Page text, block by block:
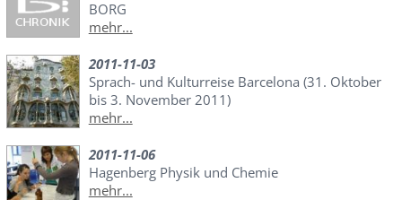
BORG
mehr...
2011-11-03
Sprach- und Kulturreise Barcelona (31. Oktober
bis 3. November 2011)
mehr...
2011-11-06
Hagenberg Physik und Chemie
mehr...